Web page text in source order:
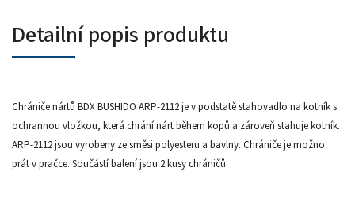
Detailní popis produktu
Chrániče nártů BDX BUSHIDO ARP-2112 je v podstatě stahovadlo na kotník s
ochrannou vložkou, která chrání nárt během kopů a zároveň stahuje kotník.
ARP-2112 jsou vyrobeny ze směsi polyesteru a bavlny. Chrániče je možno
prát v pračce. Součástí balení jsou 2 kusy chráničů.